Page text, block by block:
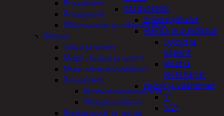
Käsityökalut
Erikoistyökalut
Hionta ja puhdistus
Tyynyt ja
paperit
Viilat ja
teräsharjat
Hylsyt ja vääntimet
1"
1/2"
Pesuaineet
Pesupussit
Silitysraudat ja silityslaudat
Siivous
Liinat ja sienet
Mopit, harjat ja varret
Muut siivoustarvikkeet
Pesuaineet
Viemärinavausaineet
Yleispesuaineet
Roskapussit ja -astiat